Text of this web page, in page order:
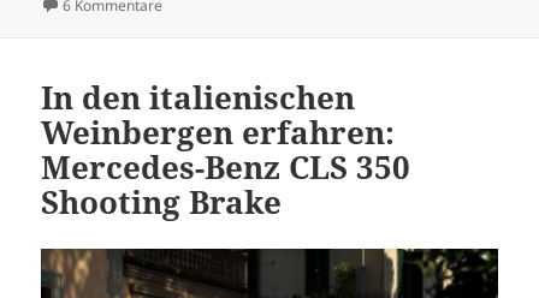
am
6 Kommentare
In den italienischen
Weinbergen erfahren:
Mercedes-Benz CLS 350
Shooting Brake